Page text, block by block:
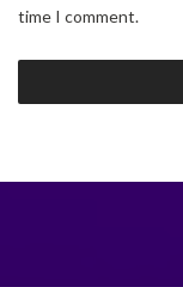
time I comment.